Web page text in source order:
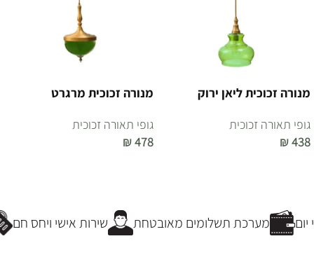
מנורה זכוכית ליאן ירוק
גופי תאורה זכוכית
₪438
מנורה זכוכית מרגרט
גופי תאורה זכוכית
₪478
שירות אישי ויחס חם מערכת תשלומים מאובטחת